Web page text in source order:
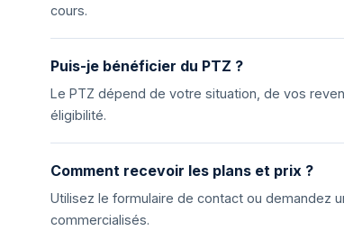
cours.
Puis-je bénéficier du PTZ ?
Le PTZ dépend de votre situation, de vos
éligibilité.
Comment recevoir les plans et prix ?
Utilisez le formulaire de contact ou demandez
commercialisés.